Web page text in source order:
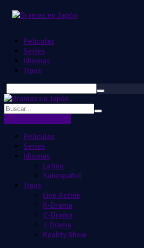
Peliculas
Series
Idiomas
Tipos
Peliculas
Series
Idiomas
Latino
Subespañol
Tipos
Live Actión
K-Drama
C-Drama
J-Drama
Reality Show